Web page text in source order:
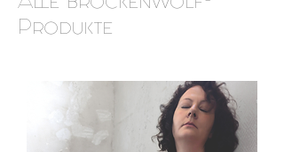
Alle brockenwolf-
Produkte